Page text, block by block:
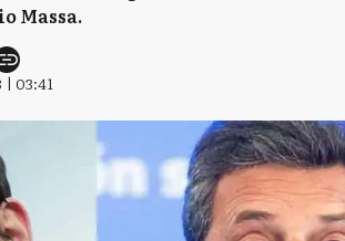
Massa.
| 03:41